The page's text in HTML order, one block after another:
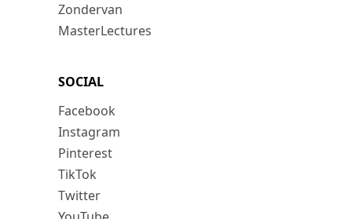
Zondervan
MasterLectures
SOCIAL
Facebook
Instagram
Pinterest
TikTok
Twitter